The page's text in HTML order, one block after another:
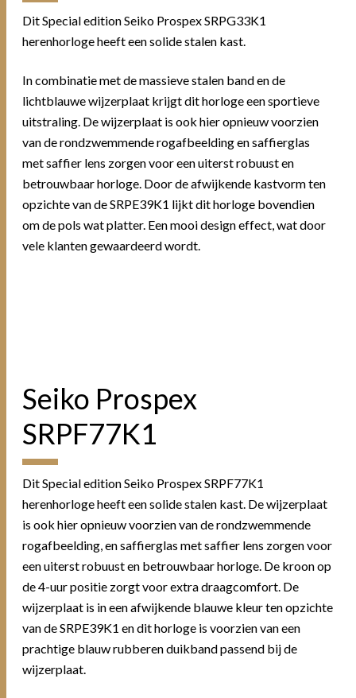
Dit Special edition Seiko Prospex SRPG33K1
herenhorloge heeft een solide stalen kast.
In combinatie met de massieve stalen band en de
lichtblauwe wijzerplaat krijgt dit horloge een sportieve
uitstraling. De wijzerplaat is ook hier opnieuw voorzien
van de rondzwemmende rogafbeelding en saffierglas
met saffier lens zorgen voor een uiterst robuust en
betrouwbaar horloge. Door de afwijkende kastvorm ten
opzichte van de SRPE39K1 lijkt dit horloge bovendien
om de pols wat platter. Een mooi design effect, wat door
vele klanten gewaardeerd wordt.
Seiko Prospex
SRPF77K1
Dit Special edition Seiko Prospex SRPF77K1
herenhorloge heeft een solide stalen kast. De wijzerplaat
is ook hier opnieuw voorzien van de rondzwemmende
rogafbeelding, en saffierglas met saffier lens zorgen voor
een uiterst robuust en betrouwbaar horloge. De kroon op
de 4-uur positie zorgt voor extra draagcomfort. De
wijzerplaat is in een afwijkende blauwe kleur ten opzichte
van de SRPE39K1 en dit horloge is voorzien van een
prachtige blauw rubberen duikband passend bij de
wijzerplaat.